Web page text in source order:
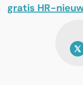
gratis HR-